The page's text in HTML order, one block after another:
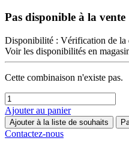
Pas disponible à la vente
Disponibilité : Vérification de la
Voir les disponibilités en
Cette combinaison n'existe pas.
Ajouter au panier
Ajouter à la liste de souhaits
Contactez-nous